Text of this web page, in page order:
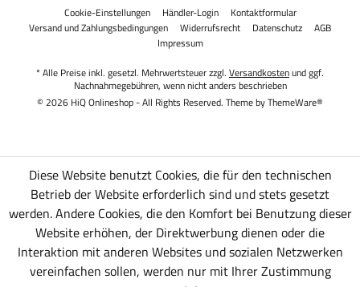
Cookie-Einstellungen Händler-Login
Kontaktformular
Versand und Zahlungsbedingungen
Widerrufsrecht Datenschutz
AGB
Impressum
* Alle Preise inkl. gesetzl. Mehrwertsteuer zzgl. Versandkostenund ggf.
Nachnahmegebühren, wenn nicht anders beschrieben
© 2026 HiQ Onlineshop - All Rights Reserved. Theme byThemeWare®
Diese Website benutzt Cookies, die für den technischen
Betrieb der Website erforderlich sind und stets gesetzt
werden. Andere Cookies, die den Komfort bei Benutzung dieser
Website erhöhen, der Direktwerbung dienen oder die
Interaktion mit anderen Websites und sozialen Netzwerken
vereinfachen sollen, werden nur mit Ihrer Zustimmung